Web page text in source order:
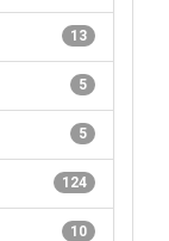
13
5
5
124
10